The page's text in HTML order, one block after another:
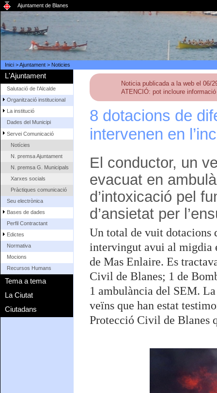
Ajuntament de Blanes
Inici>Ajuntament> Noticies
L'Ajuntament
Salutació de l'Alcalde
Organització institucional
La institució
Dades del Municipi
Servei Comunicació
Notícies
N. premsa Ajuntament
N. premsa G. Municipals
Xarxes socials
Pràctiques comunicació
Seu electrònica
Bases de dades
Perfil Contractant
Edictes
Normativa
Mocions
Recursos Humans
Tema a tema
La Ciutat
Ciutadans
Noticia publicada a la web el 06/
ATENCIÓ: pot incloure
8 dotacions de
intervenen en
El conductor, un
evacuat en
d’intoxicació pel
d’ansietat per
Un total de vuit dotacions
intervingut avui al migdia
de Mas Enlaire. Es
Civil de Blanes; 1 de
1 ambulància del SEM.
veïns que han estat
Protecció Civil de Blanes